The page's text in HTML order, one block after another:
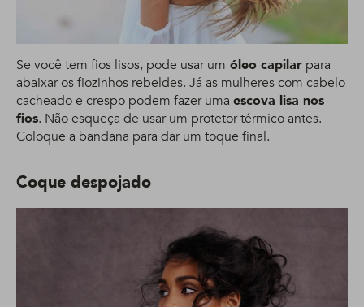
Se você tem fios lisos, pode usar um óleo capilar para
abaixar os fiozinhos rebeldes. Já as mulheres com cabelo
cacheado e crespo podem fazer uma escova lisa nos
fios. Não esqueça de usar um protetor térmico antes.
Coloque a bandana para dar um toque final.
Coque despojado